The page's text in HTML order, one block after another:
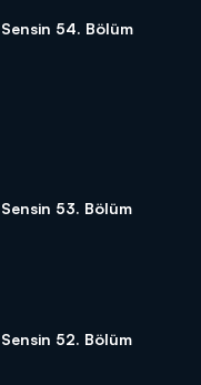
Sensin 54. Bölüm
53. Bölüm
52. Bölüm